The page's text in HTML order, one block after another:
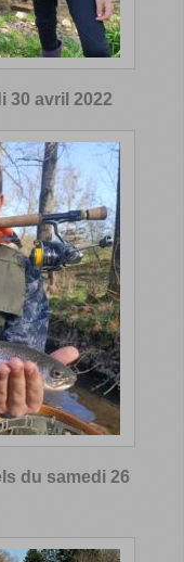
30 avril 2022
du samedi 26